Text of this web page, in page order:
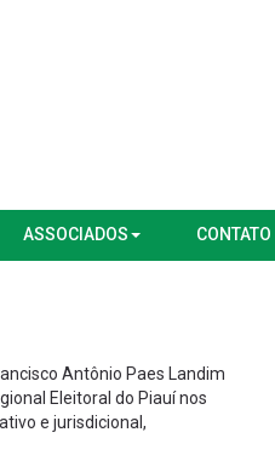
ASSOCIADOS CONTATO
Antônio Paes Landim
Eleitoral do Piauí nos
e jurisdicional,